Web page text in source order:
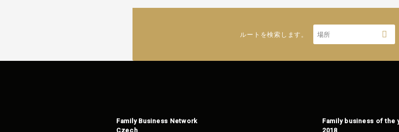
ルートを検索します。
Family Business Network
Czech
Family business of the
2018